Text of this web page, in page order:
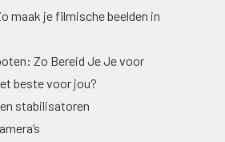
maak je filmische beelden in
Zo Bereid Je Je voor
beste voor jou?
stabilisatoren